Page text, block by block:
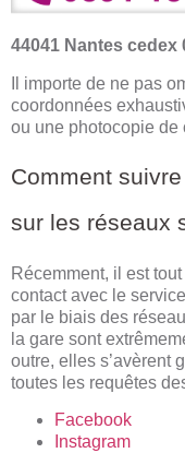
44041 Nantes cedex
Il importe de ne pas
coordonnées
ou une photocopie de
Comment
sur les réseaux
Récemment, il est
contact avec le
par le biais des
la gare sont
outre, elles s’avèrent
toutes les requêtes
Facebook
Instagram